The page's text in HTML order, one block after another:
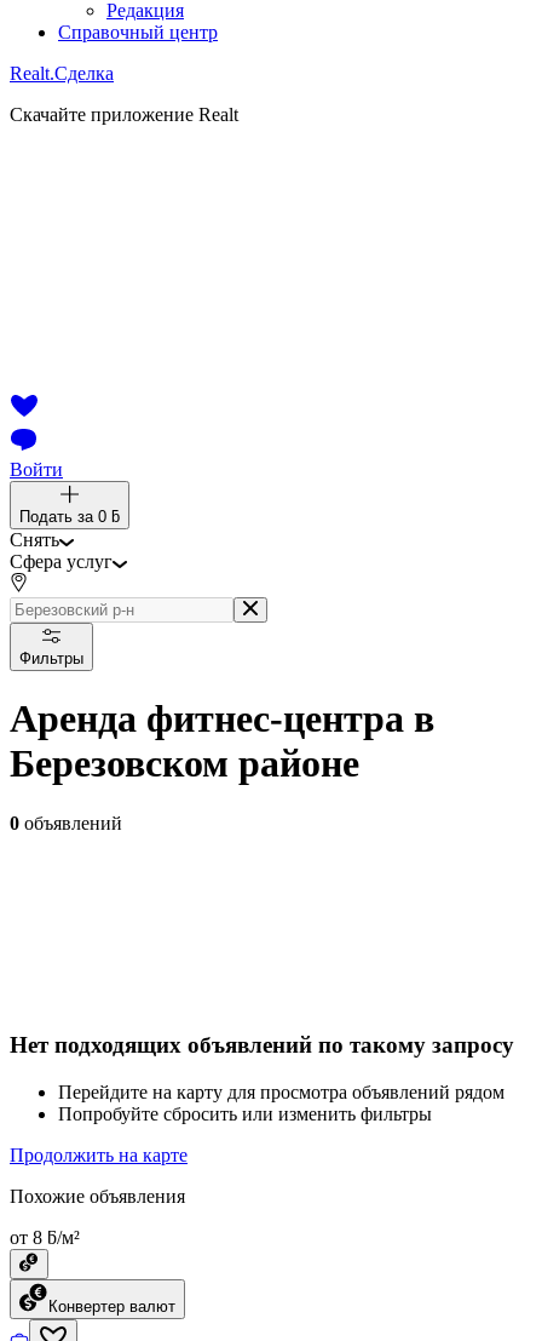
Редакция
Справочный центр
Realt.Сделка
Скачайте приложение Realt
Войти
Подать за 0 ƃ
Снять
Сфера услуг
Фильтры
Аренда фитнес-центра в
Березовском районе
0 объявлений
Нет подходящих объявлений по такому запросу
Перейдите на карту для просмотра объявлений рядом
Попробуйте сбросить или изменить фильтры
Продолжить на карте
Похожие объявления
от 8 ƃ/м²
Конвертер валют